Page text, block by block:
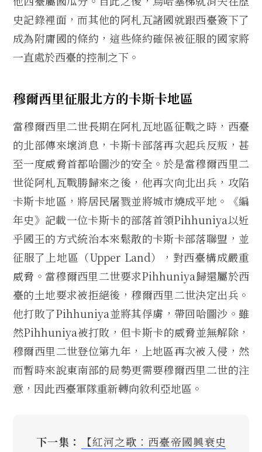
史記錄裡面，而其他的阿札瓦諸國就跟西臺簽下了
成為附庸國的條約，這些條約確保被征服的國家將
一直處於西臺的控制之下。
穆爾西里征服北方的卡斯卡地區
當穆爾西里二世長期在阿札瓦地區征戰之時，西臺
的北部傳來壞消息，卡斯卡部落再次起兵反叛，甚
至一度威脅首都哈圖沙的安全。於是當穆爾西里二
世從阿札瓦戰勝歸來之後，他再次向北出兵，攻陷
卡斯卡地區，將居民屠戮並將城市燒成平地。《編
年史》記載一位卡斯卡的部落首領Pihhuniya以近
乎國王的方式統治本來鬆散的卡斯卡部落聯盟，並
征服了上地區（Upper Land），對西臺構成嚴重
威脅。當穆爾西里二世要求Pihhuniya歸還屬於西
臺的土地要求被拒絕後，穆爾西里二世決定出兵。
他打敗了Pihhuniya並將其俘虜，帶回哈圖沙。雖
然Pihhuniya被打敗，但卡斯卡的威脅並無解除，
穆爾西里二世登位第九年，上地區再次被入侵，然
而暫時來說東南部的局勢更需要穆爾西里二世的注
意，因此西臺軍隊重新轉向敘利亞地區。
下一集：
【紅河之歌：西臺帝國興衰史